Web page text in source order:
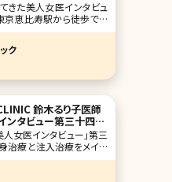
きた美人女医インタビュ
京恵比寿駅から徒歩です
科クリニックの川嶋千朗
されて15年になり、土地
者さんも多いのだとか。
皮膚科のエキスパートと
ックのこと、美容医療への
ク
鈴木るり子医師
ンタビュー第三十四
人女医インタビュー」第三
治療と注入治療をメイン
5周年を迎えた東京・日比